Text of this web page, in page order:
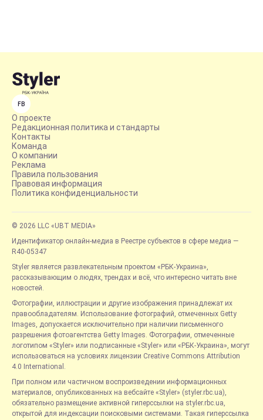
FB
О проекте
Редакционная политика и стандарты
Контакты
Команда
О компании
Реклама
Правила пользования
Правовая информация
Политика конфиденциальности
© 2026 LLC «UBT MEDIA»
Идентификатор онлайн-медиа в Реестре субъектов в сфере медиа —
R40-05347
Styler является развлекательным проектом «РБК-Украина»,
рассказывающим о людях, трендах и всё, что интересно читать вне
новостей.
Фотографии, иллюстрации и другие изображения принадлежат их
правообладателям. Использование фотографий, отмеченных Getty
Images, допускается исключительно при наличии письменного
разрешения фотоагентства Getty Images. Фотографии, отмеченные
логотипом «Styler» или подписанные «Styler» или «РБК-Украина», могут
использоваться на условиях лицензии Creative Commons Attribution
4.0 International.
При полном или частичном воспроизведении информационных
материалов, опубликованных на вебсайте «Styler» (styler.rbc.ua),
обязательно размещение активной гиперссылки на styler.rbc.ua,
открытой для индексации поисковыми системами. Такая гиперссылка